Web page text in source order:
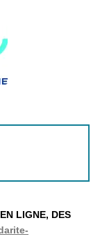
LIGNE, DES